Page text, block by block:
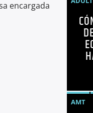
encargada
AMT